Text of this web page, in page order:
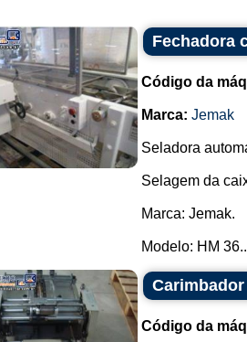
Fechadora
Código da
Marca: Jemak
Seladora
Selagem da
Marca: Jemak.
Modelo: HM
Código da